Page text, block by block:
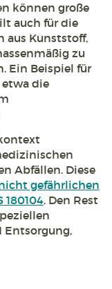
können große
auch für die
aus Kunststoff,
zu
Ein Beispiel für
die
Abfällen. Diese
gefährlichen
. Den Rest
Entsorgung,